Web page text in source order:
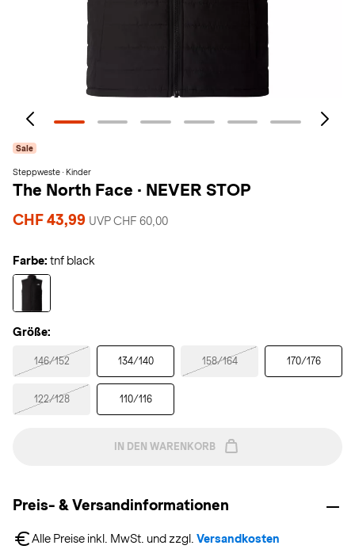
Sale
Steppweste · Kinder
The North Face · NEVER STOP
CHF 43,99 UVP CHF 60,00
Farbe: tnf black
Größe:
146/152 134/140 158/164 170/176
122/128 110/116
IN DEN WARENKORB
Preis- & Versandinformationen
Alle Preise inkl. MwSt. und zzgl. Versandkosten